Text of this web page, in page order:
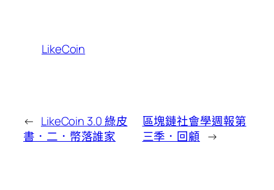
LikeCoin
← LikeCoin 3.0 綠皮
書．二．幣落誰家
區塊鏈社會學週報第
三季．回顧 →